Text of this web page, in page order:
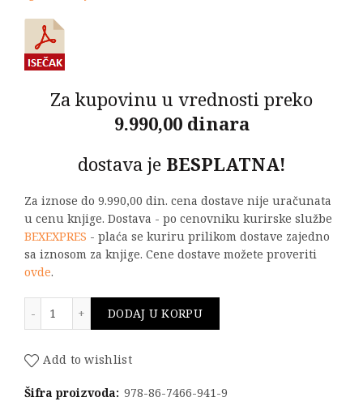
Za kupovinu u vrednosti preko
9.990,00 dinara
dostava je BESPLATNA!
Za iznose do 9.990,00 din. cena dostave nije uračunata
u cenu knjige. Dostava - po cenovniku kurirske službe
BEXEXPRES - plaća se kuriru prilikom dostave zajedno
sa iznosom za knjige. Cene dostave možete proveriti
ovde.
DODAJ U KORPU
Add to wishlist
Šifra proizvoda: 978-86-7466-941-9